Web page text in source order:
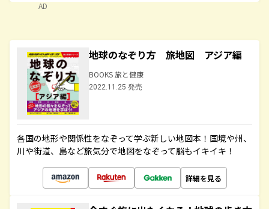
AD
地球のなぞり方 旅地図 アジア編
BOOKS 旅と健康
2022.11.25 発売
各国の地形や関係性をなぞって学ぶ新しい地図本！国境や州、
川や街道、島など旅気分で地図をなぞって脳もイキイキ！
詳細を見る